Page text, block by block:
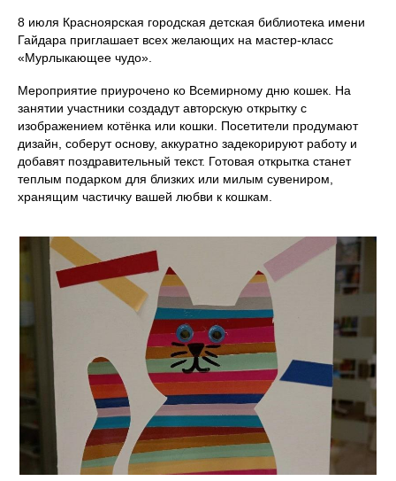
8 июля Красноярская городская детская библиотека имени
Гайдара приглашает всех желающих на мастер-класс
«Мурлыкающее чудо».
Мероприятие приурочено ко Всемирному дню кошек. На
занятии участники создадут авторскую открытку с
изображением котёнка или кошки. Посетители продумают
дизайн, соберут основу, аккуратно задекорируют работу и
добавят поздравительный текст. Готовая открытка станет
теплым подарком для близких или милым сувениром,
хранящим частичку вашей любви к кошкам.